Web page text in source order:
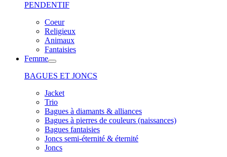
PENDENTIF
Coeur
Religieux
Animaux
Fantaisies
Femme
BAGUES ET JONCS
Jacket
Trio
Bagues à diamants & alliances
Bagues à pierres de couleurs (naissances)
Bagues fantaisies
Joncs semi-éternité & éternité
Joncs